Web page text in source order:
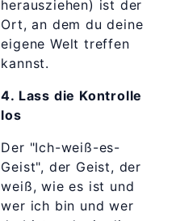
herausziehen) ist der
Ort, an dem du deine
eigene Welt treffen
kannst.
4. Lass die Kontrolle
los
Der "Ich-weiß-es-
Geist", der Geist, der
weiß, wie es ist und
wer ich bin und wer